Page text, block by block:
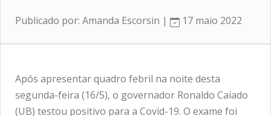
Publicado por: Amanda Escorsin | 17 maio 2022
Após apresentar quadro febril na noite desta
segunda-feira (16/5), o governador Ronaldo Caiado
(UB) testou positivo para a Covid-19. O exame foi